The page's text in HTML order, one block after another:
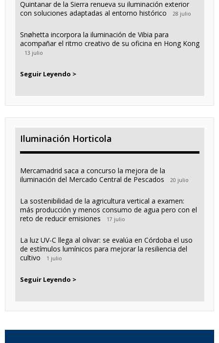
Quintanar de la Sierra renueva su iluminación exterior
con soluciones adaptadas al entorno histórico
28 julio
Snøhetta incorpora la iluminación de Vibia para
acompañar el ritmo creativo de su oficina en Hong Kong
13 julio
Seguir Leyendo >
Iluminación Horticola
Mercamadrid saca a concurso la mejora de la
iluminación del Mercado Central de Pescados
20 julio
La sostenibilidad de la agricultura vertical a examen:
más producción y menos consumo de agua pero con el
reto de reducir emisiones
17 julio
La luz UV-C llega al olivar: se evalúa en Córdoba el uso
de estímulos lumínicos para mejorar la resiliencia del
cultivo
1 julio
Seguir Leyendo >